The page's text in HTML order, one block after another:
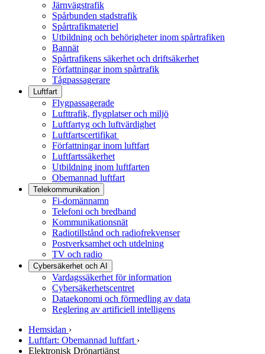
Järnvägstrafik
Spårbunden stadstrafik
Spårtrafikmateriel
Utbildning och behörigheter inom spårtrafiken
Bannät
Spårtrafikens säkerhet och driftsäkerhet
Författningar inom spårtrafik
Tågpassagerare
Luftfart
Flygpassagerade
Lufttrafik, flygplatser och miljö
Luftfartyg och luftvärdighet
Luftfartscertifikat
Författningar inom luftfart
Luftfartssäkerhet
Utbildning inom luftfarten
Obemannad luftfart
Telekommunikation
Fi-domännamn
Telefoni och bredband
Kommunikationsnät
Radiotillstånd och radiofrekvenser
Postverksamhet och utdelning
TV och radio
Cybersäkerhet och AI
Vardagssäkerhet för information
Cybersäkerhetscentret
Dataekonomi och förmedling av data
Reglering av artificiell intelligens
Hemsidan ›
Luftfart: Obemannad luftfart ›
Elektronisk Drönartjänst